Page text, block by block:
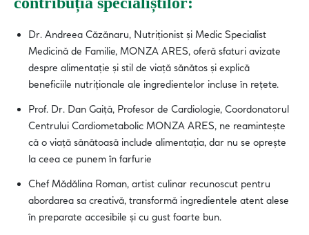
Dr. Andreea Căzănaru, Nutriționist și Medic Specialist
Medicină de Familie, MONZA ARES, oferă sfaturi avizate
despre alimentație și stil de viață sănătos și explică
beneficiile nutriționale ale ingredientelor incluse în rețete.
Prof. Dr. Dan Gaiță, Profesor de Cardiologie, Coordonatorul
Centrului Cardiometabolic MONZA ARES, ne reamintește
că o viață sănătoasă include alimentația, dar nu se oprește
la ceea ce punem în farfurie
Chef Mădălina Roman, artist culinar recunoscut pentru
abordarea sa creativă, transformă ingredientele atent alese
în preparate accesibile și cu gust foarte bun.